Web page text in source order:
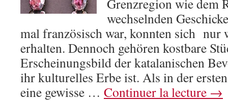
Grenzregion wie dem
wechselnden
mal französisch war, konnten sich nur
erhalten. Dennoch gehören kostbare
Erscheinungsbild der katalanischen
ihr kulturelles Erbe ist. Als in der
eine gewisse … Continuer la lecture →